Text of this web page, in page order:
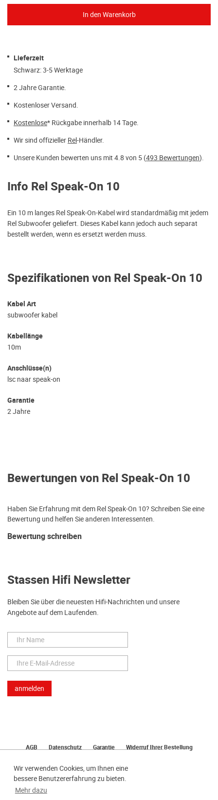
Wir verwenden Cookies, um Ihnen eine
bessere Benutzererfahrung zu bieten.
Mehr dazu
Lieferzeit
Schwarz: 3-5 Werktage
2 Jahre Garantie.
Kostenloser Versand.
Kostenlose* Rückgabe innerhalb 14 Tage.
Wir sind offizieller Rel-Händler.
Unsere Kunden bewerten uns mit 4.8 von 5 (493 Bewertungen).
Spezifikationen von Rel Speak-On 10
Kabel Art
subwoofer kabel
Kabellänge
10m
Anschlüsse(n)
lsc naar speak-on
Garantie
2 Jahre
Info Rel Speak-On 10
Ein 10 m langes Rel Speak-On-Kabel wird standardmäßig mit jedem
Rel Subwoofer geliefert. Dieses Kabel kann jedoch auch separat
bestellt werden, wenn es ersetzt werden muss.
Bewertungen von Rel Speak-On 10
Haben Sie Erfahrung mit dem Rel Speak-On 10? Schreiben Sie eine
Bewertung und helfen Sie anderen Interessenten.
Bewertung schreiben
Stassen Hifi Newsletter
Bleiben Sie über die neuesten Hifi-Nachrichten und unsere
Angebote auf dem Laufenden.
AGB Datenschutz Garantie
Widerruf Ihrer Bestellung